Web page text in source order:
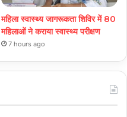
महिला स्वास्थ्य जागरूकता शिविर में 80
महिलाओं ने कराया स्वास्थ्य परीक्षण
7 hours ago